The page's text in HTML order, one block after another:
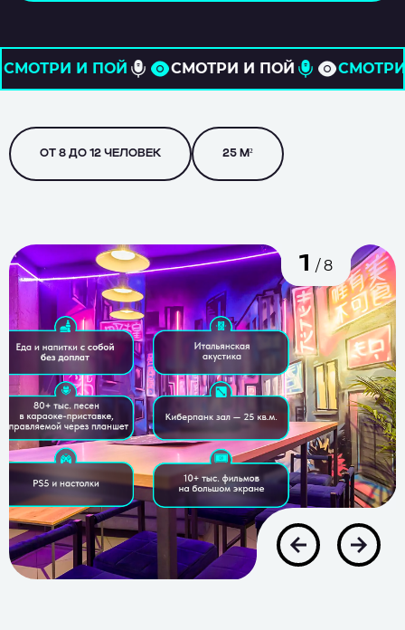
СМОТРИ И ПОЙ СМОТРИ И ПОЙ
ОТ 8 ДО 12 ЧЕЛОВЕК 25 М²
1 / 8